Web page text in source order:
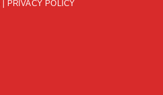
PRIVACY POLICY